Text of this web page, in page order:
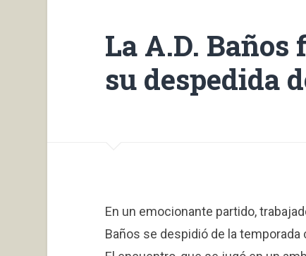
La A.D.
su despedida
En un emocionante partido,
Baños se despidió de la